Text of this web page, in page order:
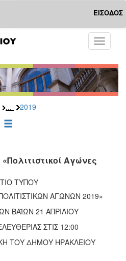
ΕΙΣΟΔΟΣ
Toggle
... 2019
Αγώνες
ΤΥΠΟΥ
ΑΓΩΝΩΝ 2019»
ΒΑΪΩΝ 21 ΑΠΡΙΛΙΟΥ
ΣΤΙΣ 12:00
ΤΟΥ ΔΗΜΟΥ ΗΡΑΚΛΕΙΟΥ